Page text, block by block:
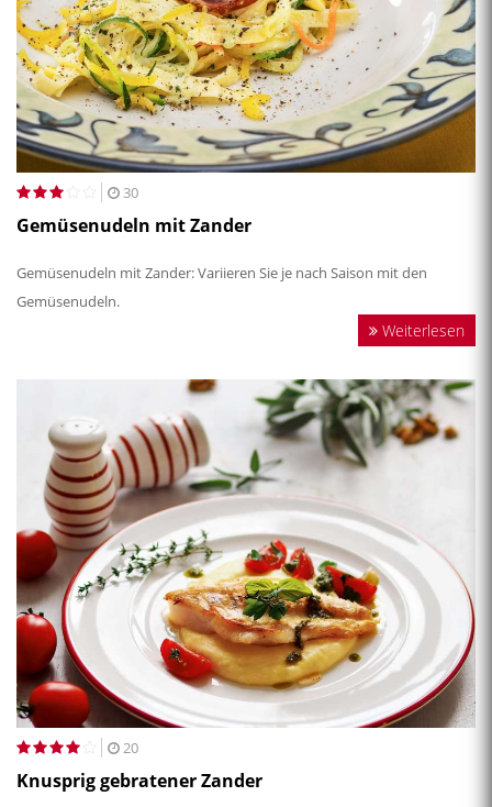
30
Gemüsenudeln mit Zander
Gemüsenudeln mit Zander: Variieren Sie je nach Saison mit den
Gemüsenudeln.
Weiterlesen
20
Knusprig gebratener Zander